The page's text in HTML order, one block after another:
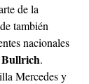
de la
también
nacionales
.
Mercedes y